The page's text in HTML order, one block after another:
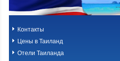
Контакты
Цены в Таиланд
Отели Таиланда